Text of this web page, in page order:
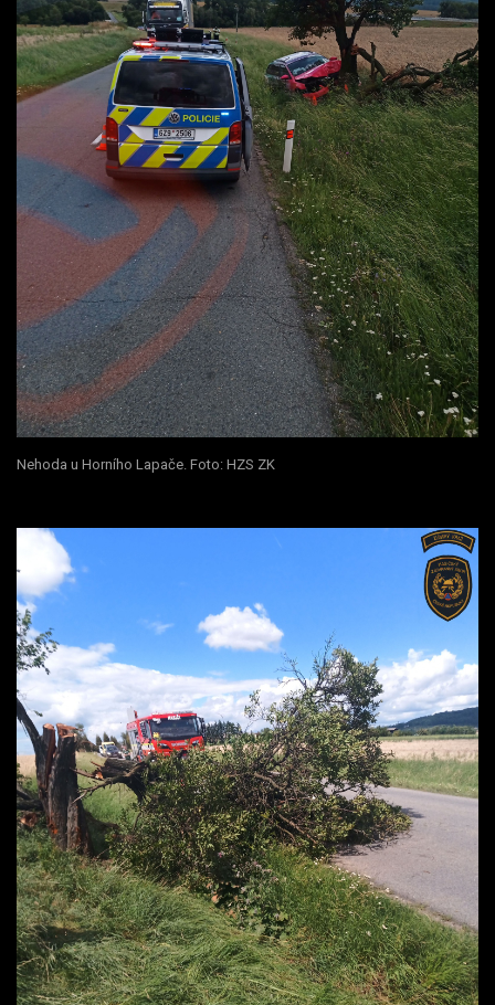
Nehoda u Horního Lapače. Foto: HZS ZK